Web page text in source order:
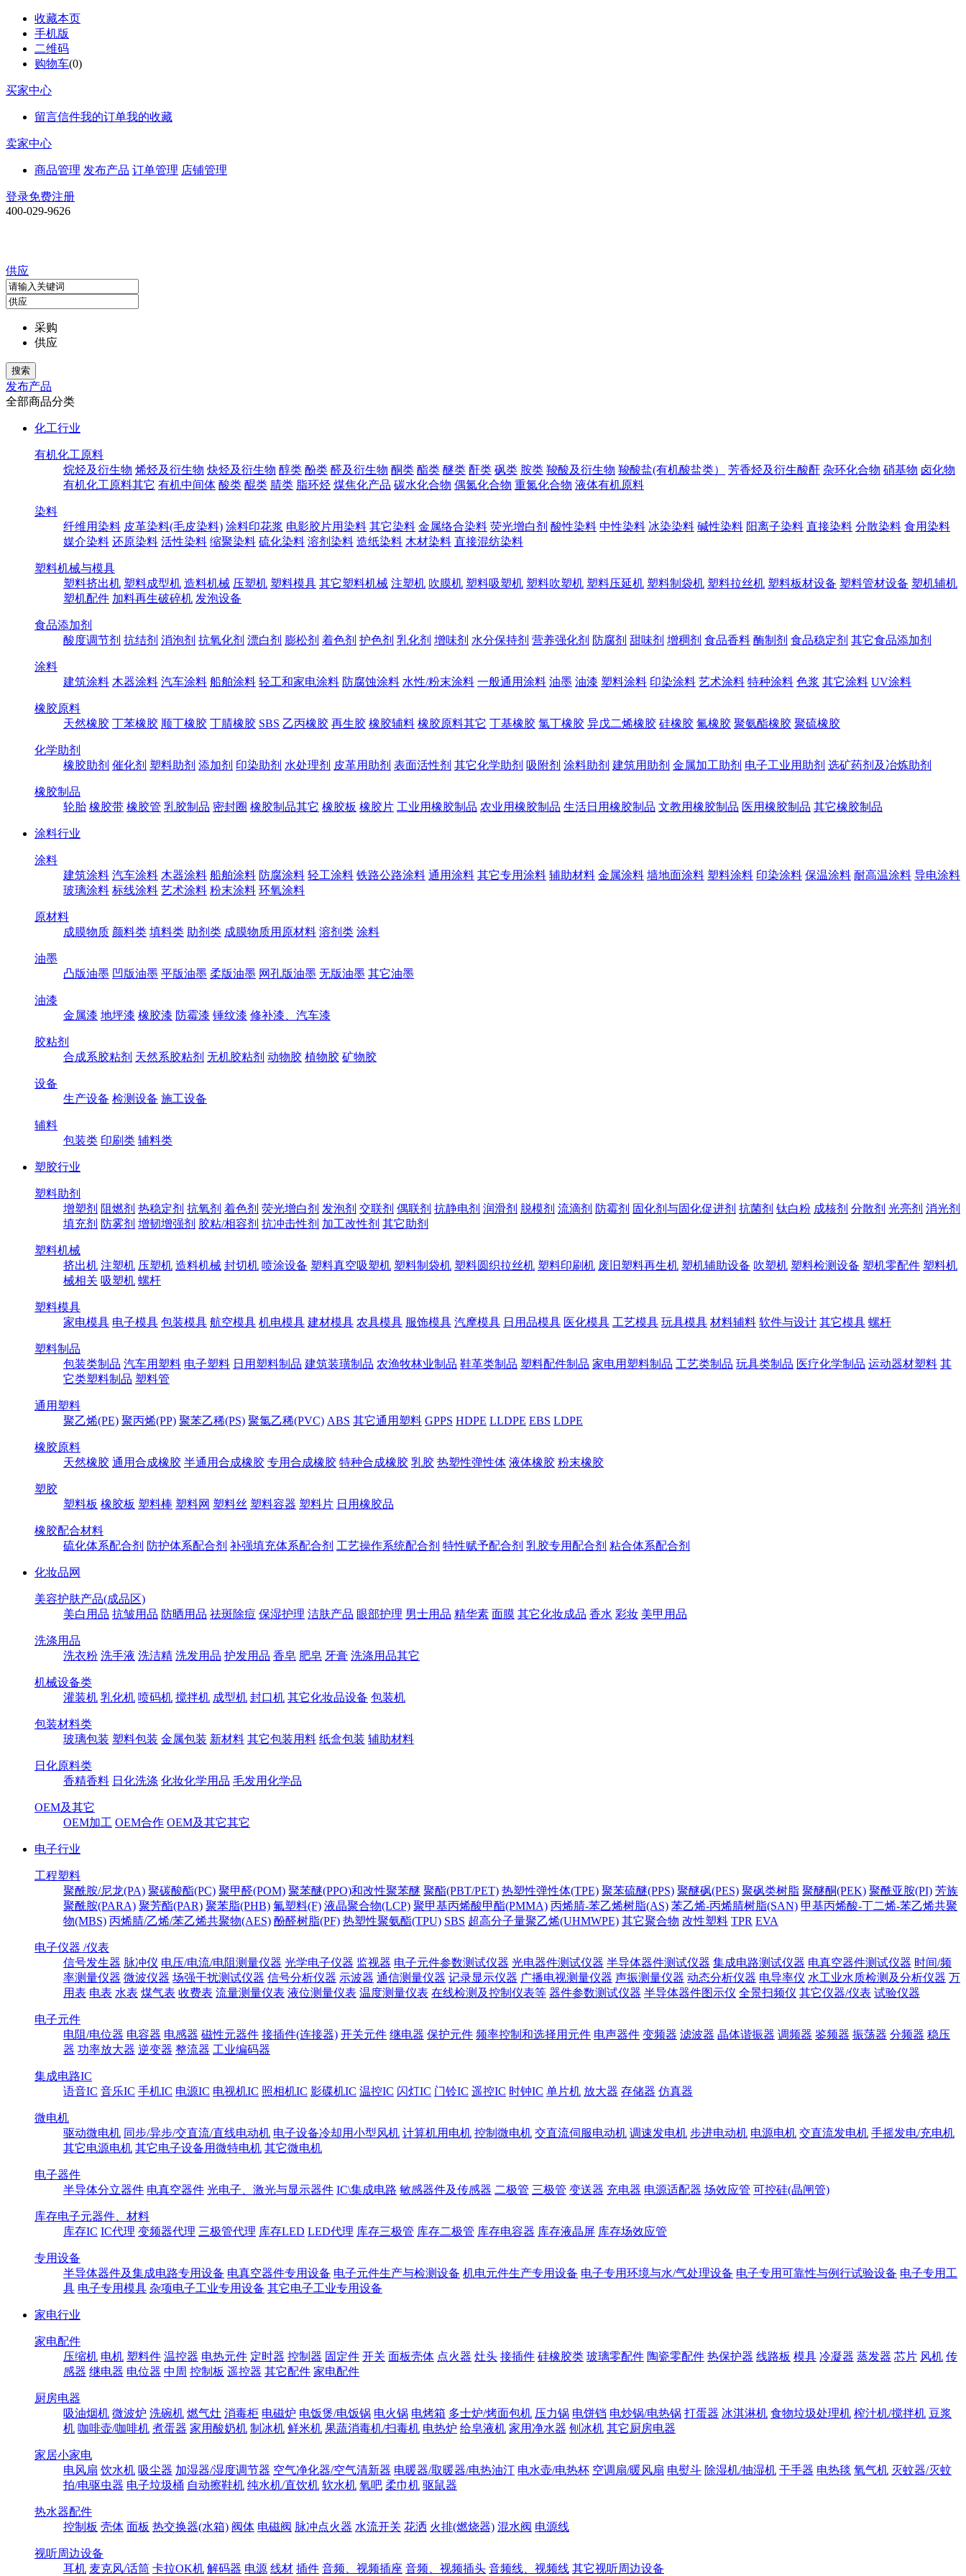
收藏本页
手机版
二维码
购物车(0)
买家中心
留言信件我的订单我的收藏
卖家中心
商品管理 发布产品 订单管理 店铺管理
登录免费注册
400-029-9626
供应
采购
供应
发布产品
全部商品分类
化工行业
有机化工原料
烷烃及衍生物 烯烃及衍生物 炔烃及衍生物 醇类 酚类 醛及衍生物 酮类 酯类 醚类 酐类 砜类 胺类 羧酸及衍生物 羧酸盐(有机酸盐类） 芳香烃及衍生酸酐 杂环化合物 硝基物 卤化物
有机化工原料其它 有机中间体 酸类 醌类 腈类 脂环烃 煤焦化产品 碳水化合物 偶氮化合物 重氮化合物 液体有机原料
染料
纤维用染料 皮革染料(毛皮染料) 涂料印花浆 电影胶片用染料 其它染料 金属络合染料 荧光增白剂 酸性染料 中性染料 冰染染料 碱性染料 阳离子染料 直接染料 分散染料 食用染料
媒介染料 还原染料 活性染料 缩聚染料 硫化染料 溶剂染料 造纸染料 木材染料 直接混纺染料
塑料机械与模具
塑料挤出机 塑料成型机 造料机械 压塑机 塑料模具 其它塑料机械 注塑机 吹膜机 塑料吸塑机 塑料吹塑机 塑料压延机 塑料制袋机 塑料拉丝机 塑料板材设备 塑料管材设备 塑机辅机
塑机配件 加料再生破碎机 发泡设备
食品添加剂
酸度调节剂 抗结剂 消泡剂 抗氧化剂 漂白剂 膨松剂 着色剂 护色剂 乳化剂 增味剂 水分保持剂 营养强化剂 防腐剂 甜味剂 增稠剂 食品香料 酶制剂 食品稳定剂 其它食品添加剂
涂料
建筑涂料 木器涂料 汽车涂料 船舶涂料 轻工和家电涂料 防腐蚀涂料 水性/粉末涂料 一般通用涂料 油墨 油漆 塑料涂料 印染涂料 艺术涂料 特种涂料 色浆 其它涂料 UV涂料
橡胶原料
天然橡胶 丁苯橡胶 顺丁橡胶 丁腈橡胶 SBS 乙丙橡胶 再生胶 橡胶辅料 橡胶原料其它 丁基橡胶 氯丁橡胶 异戊二烯橡胶 硅橡胶 氟橡胶 聚氨酯橡胶 聚硫橡胶
化学助剂
橡胶助剂 催化剂 塑料助剂 添加剂 印染助剂 水处理剂 皮革用助剂 表面活性剂 其它化学助剂 吸附剂 涂料助剂 建筑用助剂 金属加工助剂 电子工业用助剂 选矿药剂及冶炼助剂
橡胶制品
轮胎 橡胶带 橡胶管 乳胶制品 密封圈 橡胶制品其它 橡胶板 橡胶片 工业用橡胶制品 农业用橡胶制品 生活日用橡胶制品 文教用橡胶制品 医用橡胶制品 其它橡胶制品
涂料行业
涂料
建筑涂料 汽车涂料 木器涂料 船舶涂料 防腐涂料 轻工涂料 铁路公路涂料 通用涂料 其它专用涂料 辅助材料 金属涂料 墙地面涂料 塑料涂料 印染涂料 保温涂料 耐高温涂料 导电涂料
玻璃涂料 标线涂料 艺术涂料 粉末涂料 环氧涂料
原材料
成膜物质 颜料类 填料类 助剂类 成膜物质用原材料 溶剂类 涂料
油墨
凸版油墨 凹版油墨 平版油墨 柔版油墨 网孔版油墨 无版油墨 其它油墨
油漆
金属漆 地坪漆 橡胶漆 防霉漆 锤纹漆 修补漆、汽车漆
胶粘剂
合成系胶粘剂 天然系胶粘剂 无机胶粘剂 动物胶 植物胶 矿物胶
设备
生产设备 检测设备 施工设备
辅料
包装类 印刷类 辅料类
塑胶行业
塑料助剂
增塑剂 阻燃剂 热稳定剂 抗氧剂 着色剂 荧光增白剂 发泡剂 交联剂 偶联剂 抗静电剂 润滑剂 脱模剂 流滴剂 防霉剂 固化剂与固化促进剂 抗菌剂 钛白粉 成核剂 分散剂 光亮剂 消光剂
填充剂 防雾剂 增韧增强剂 胶粘/相容剂 抗冲击性剂 加工改性剂 其它助剂
塑料机械
挤出机 注塑机 压塑机 造料机械 封切机 喷涂设备 塑料真空吸塑机 塑料制袋机 塑料圆织拉丝机 塑料印刷机 废旧塑料再生机 塑机辅助设备 吹塑机 塑料检测设备 塑机零配件 塑料机
械相关 吸塑机 螺杆
塑料模具
家电模具 电子模具 包装模具 航空模具 机电模具 建材模具 农具模具 服饰模具 汽摩模具 日用品模具 医化模具 工艺模具 玩具模具 材料辅料 软件与设计 其它模具 螺杆
塑料制品
包装类制品 汽车用塑料 电子塑料 日用塑料制品 建筑装璜制品 农渔牧林业制品 鞋革类制品 塑料配件制品 家电用塑料制品 工艺类制品 玩具类制品 医疗化学制品 运动器材塑料 其
它类塑料制品 塑料管
通用塑料
聚乙烯(PE) 聚丙烯(PP) 聚苯乙稀(PS) 聚氯乙稀(PVC) ABS 其它通用塑料 GPPS HDPE LLDPE EBS LDPE
橡胶原料
天然橡胶 通用合成橡胶 半通用合成橡胶 专用合成橡胶 特种合成橡胶 乳胶 热塑性弹性体 液体橡胶 粉末橡胶
塑胶
塑料板 橡胶板 塑料棒 塑料网 塑料丝 塑料容器 塑料片 日用橡胶品
橡胶配合材料
硫化体系配合剂 防护体系配合剂 补强填充体系配合剂 工艺操作系统配合剂 特性赋予配合剂 乳胶专用配合剂 粘合体系配合剂
化妆品网
美容护肤产品(成品区)
美白用品 抗皱用品 防晒用品 祛斑除痘 保湿护理 洁肤产品 眼部护理 男士用品 精华素 面膜 其它化妆成品 香水 彩妆 美甲用品
洗涤用品
洗衣粉 洗手液 洗洁精 洗发用品 护发用品 香皂 肥皂 牙膏 洗涤用品其它
机械设备类
灌装机 乳化机 喷码机 搅拌机 成型机 封口机 其它化妆品设备 包装机
包装材料类
玻璃包装 塑料包装 金属包装 新材料 其它包装用料 纸盒包装 辅助材料
日化原料类
香精香料 日化洗涤 化妆化学用品 毛发用化学品
OEM及其它
OEM加工 OEM合作 OEM及其它其它
电子行业
工程塑料
聚酰胺/尼龙(PA) 聚碳酸酯(PC) 聚甲醛(POM) 聚苯醚(PPO)和改性聚苯醚 聚酯(PBT/PET) 热塑性弹性体(TPE) 聚苯硫醚(PPS) 聚醚砜(PES) 聚砜类树脂 聚醚酮(PEK) 聚酰亚胺(PI) 芳族
聚酰胺(PARA) 聚芳酯(PAR) 聚苯脂(PHB) 氟塑料(F) 液晶聚合物(LCP) 聚甲基丙烯酸甲酯(PMMA) 丙烯腈-苯乙烯树脂(AS) 苯乙烯-丙烯腈树脂(SAN) 甲基丙烯酸-丁二烯-苯乙烯共聚
物(MBS) 丙烯腈/乙烯/苯乙烯共聚物(AES) 酚醛树脂(PF) 热塑性聚氨酯(TPU) SBS 超高分子量聚乙烯(UHMWPE) 其它聚合物 改性塑料 TPR EVA
电子仪器 /仪表
信号发生器 脉冲仪 电压/电流/电阻测量仪器 光学电子仪器 监视器 电子元件参数测试仪器 光电器件测试仪器 半导体器件测试仪器 集成电路测试仪器 电真空器件测试仪器 时间/频
率测量仪器 微波仪器 场强干扰测试仪器 信号分析仪器 示波器 通信测量仪器 记录显示仪器 广播电视测量仪器 声振测量仪器 动态分析仪器 电导率仪 水工业水质检测及分析仪器 万
用表 电表 水表 煤气表 收费表 流量测量仪表 液位测量仪表 温度测量仪表 在线检测及控制仪表等 器件参数测试仪器 半导体器件图示仪 全景扫频仪 其它仪器/仪表 试验仪器
电子元件
电阻/电位器 电容器 电感器 磁性元器件 接插件(连接器) 开关元件 继电器 保护元件 频率控制和选择用元件 电声器件 变频器 滤波器 晶体谐振器 调频器 鉴频器 振荡器 分频器 稳压
器 功率放大器 逆变器 整流器 工业编码器
集成电路IC
语音IC 音乐IC 手机IC 电源IC 电视机IC 照相机IC 影碟机IC 温控IC 闪灯IC 门铃IC 遥控IC 时钟IC 单片机 放大器 存储器 仿真器
微电机
驱动微电机 同步/异步/交直流/直线电动机 电子设备冷却用小型风机 计算机用电机 控制微电机 交直流伺服电动机 调速发电机 步进电动机 电源电机 交直流发电机 手摇发电/充电机
其它电源电机 其它电子设备用微特电机 其它微电机
电子器件
半导体分立器件 电真空器件 光电子、激光与显示器件 IC\集成电路 敏感器件及传感器 二极管 三极管 变送器 充电器 电源适配器 场效应管 可控硅(晶闸管)
库存电子元器件、材料
库存IC IC代理 变频器代理 三极管代理 库存LED LED代理 库存三极管 库存二极管 库存电容器 库存液晶屏 库存场效应管
专用设备
半导体器件及集成电路专用设备 电真空器件专用设备 电子元件生产与检测设备 机电元件生产专用设备 电子专用环境与水/气处理设备 电子专用可靠性与例行试验设备 电子专用工
具 电子专用模具 杂项电子工业专用设备 其它电子工业专用设备
家电行业
家电配件
压缩机 电机 塑料件 温控器 电热元件 定时器 控制器 固定件 开关 面板壳体 点火器 灶头 接插件 硅橡胶类 玻璃零配件 陶瓷零配件 热保护器 线路板 模具 冷凝器 蒸发器 芯片 风机 传
感器 继电器 电位器 中周 控制板 遥控器 其它配件 家电配件
厨房电器
吸油烟机 微波炉 洗碗机 燃气灶 消毒柜 电磁炉 电饭煲/电饭锅 电火锅 电烤箱 多士炉/烤面包机 压力锅 电饼铛 电炒锅/电热锅 打蛋器 冰淇淋机 食物垃圾处理机 榨汁机/搅拌机 豆浆
机 咖啡壶/咖啡机 煮蛋器 家用酸奶机 制冰机 鲜米机 果蔬消毒机/扫毒机 电热炉 给皂液机 家用净水器 刨冰机 其它厨房电器
家居小家电
电风扇 饮水机 吸尘器 加湿器/湿度调节器 空气净化器/空气清新器 电暖器/取暖器/电热油汀 电水壶/电热杯 空调扇/暖风扇 电熨斗 除湿机/抽湿机 干手器 电热毯 氧气机 灭蚊器/灭蚊
拍/电驱虫器 电子垃圾桶 自动擦鞋机 纯水机/直饮机 软水机 氧吧 柔巾机 驱鼠器
热水器配件
控制板 壳体 面板 热交换器(水箱) 阀体 电磁阀 脉冲点火器 水流开关 花洒 火排(燃烧器) 混水阀 电源线
视听周边设备
耳机 麦克风/话筒 卡拉OK机 解码器 电源 线材 插件 音频、视频插座 音频、视频插头 音频线、视频线 其它视听周边设备